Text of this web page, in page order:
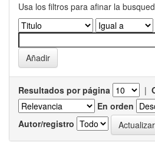
Usa los filtros para afinar la
Resultados por página |
En orden
Autor/registro